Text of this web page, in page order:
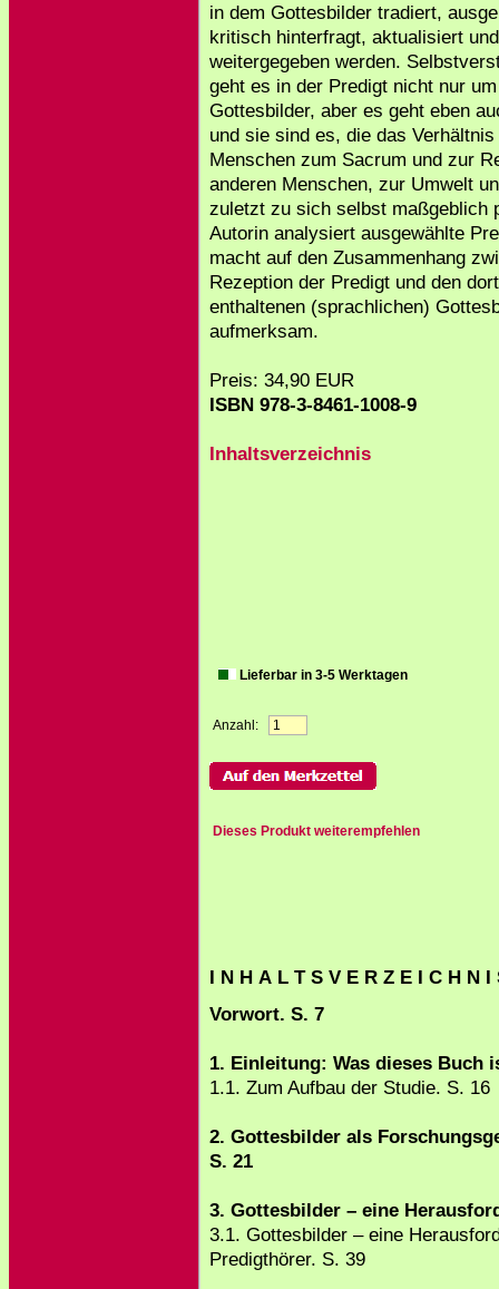
in dem Gottesbilder tradiert,
kritisch hinterfragt, aktualisiert und
weitergegeben werden.
geht es in der Predigt nicht nur um
Gottesbilder, aber es geht eben
und sie sind es, die das
Menschen zum Sacrum und zur
anderen Menschen, zur Umwelt
zuletzt zu sich selbst maßgeblich
Autorin analysiert ausgewählte
macht auf den Zusammenhang
Rezeption der Predigt und den dort
enthaltenen (sprachlichen)
aufmerksam.
Preis: 34,90 EUR
ISBN 978-3-8461-1008-9
Inhaltsverzeichnis
Lieferbar in 3-5 Werktagen
Anzahl:
Dieses Produkt weiterempfehlen
I N H A L T S V E R Z E I C H N
Vorwort. S. 7
1. Einleitung: Was dieses Buch
1.1. Zum Aufbau der Studie. S. 16
2. Gottesbilder als
S. 21
3. Gottesbilder – eine
3.1. Gottesbilder – eine
Predigthörer. S. 39